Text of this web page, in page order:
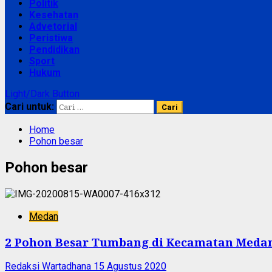
Politik
Kesehatan
Advetorial
Peristiwa
Pendidikan
Sport
Hukum
Light/Dark Button
Cari untuk:
Home
Pohon besar
Pohon besar
Medan
2 Pohon Besar Tumbang di Kecamatan
Redaksi Wartadhana 15 Agustus 2020